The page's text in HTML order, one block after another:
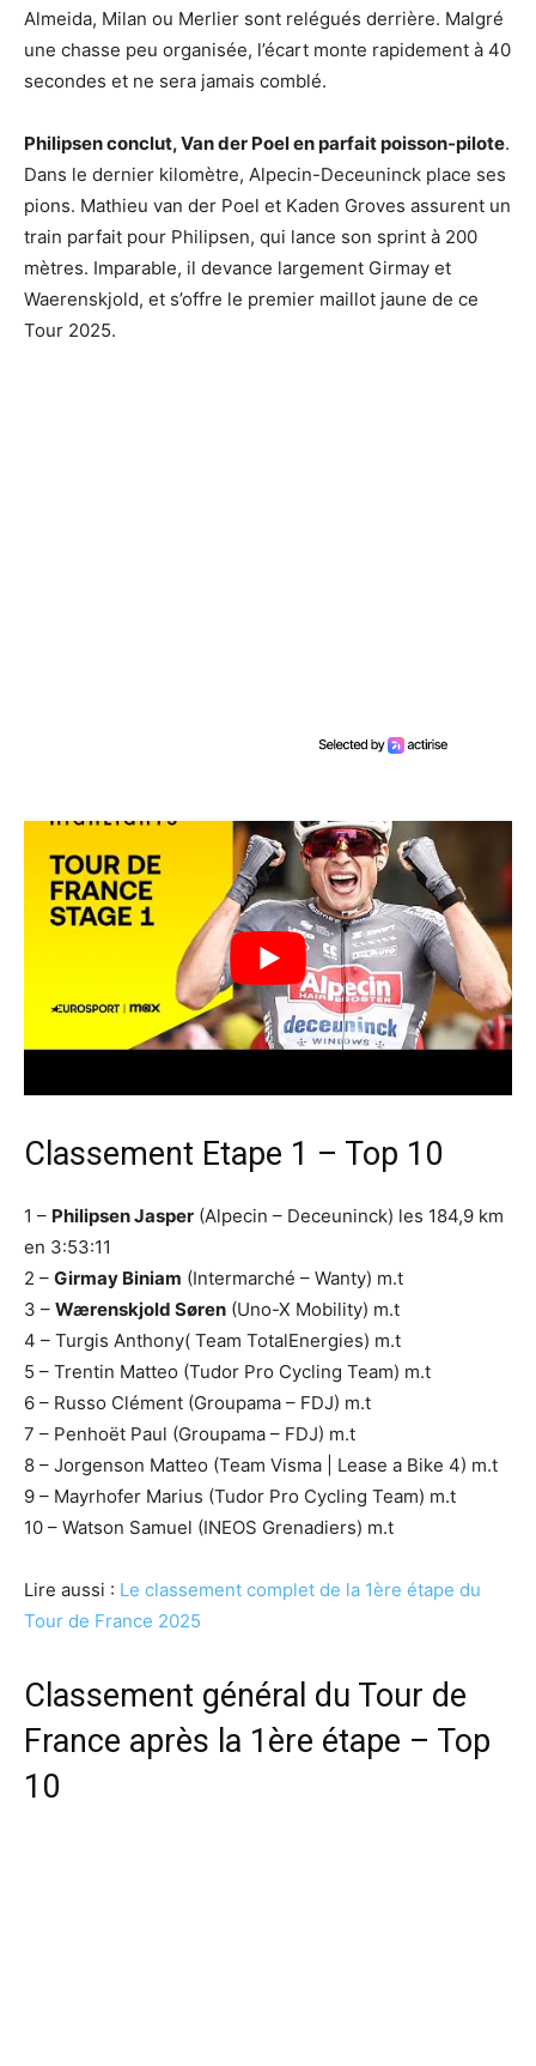
Almeida, Milan ou Merlier sont relégués derrière. Malgré
une chasse peu organisée, l’écart monte rapidement à 40
secondes et ne sera jamais comblé.
Philipsen conclut, Van der Poel en parfait poisson-pilote.
Dans le dernier kilomètre, Alpecin-Deceuninck place ses
pions. Mathieu van der Poel et Kaden Groves assurent un
train parfait pour Philipsen, qui lance son sprint à 200
mètres. Imparable, il devance largement Girmay et
Waerenskjold, et s’offre le premier maillot jaune de ce
Tour 2025.
Classement Etape 1 – Top 10
1 – Philipsen Jasper (Alpecin – Deceuninck) les 184,9 km
en 3:53:11
2 – Girmay Biniam (Intermarché – Wanty) m.t
3 – Wærenskjold Søren (Uno-X Mobility) m.t
4 – Turgis Anthony( Team TotalEnergies) m.t
5 – Trentin Matteo (Tudor Pro Cycling Team) m.t
6 – Russo Clément (Groupama – FDJ) m.t
7 – Penhoët Paul (Groupama – FDJ) m.t
8 – Jorgenson Matteo (Team Visma | Lease a Bike 4) m.t
9 – Mayrhofer Marius (Tudor Pro Cycling Team) m.t
10 – Watson Samuel (INEOS Grenadiers) m.t
Lire aussi : Le classement complet de la 1ère étape du
Tour de France 2025
Classement général du Tour de
France après la 1ère étape – Top
10